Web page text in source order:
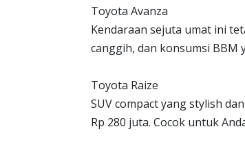
Toyota Avanza
Kendaraan sejuta umat ini
canggih, dan konsumsi BBM
Toyota Raize
SUV compact yang stylish
Rp 280 juta. Cocok untuk